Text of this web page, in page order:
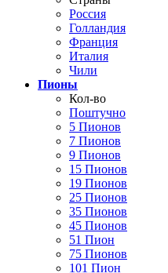
Россия
Голландия
Франция
Италия
Чили
Пионы
Кол-во
Поштучно
5 Пионов
7 Пионов
9 Пионов
15 Пионов
19 Пионов
25 Пионов
35 Пионов
45 Пионов
51 Пион
75 Пионов
101 Пион